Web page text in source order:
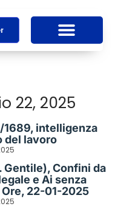
22, 2025
1689, intelligenza
del lavoro
Gentile), Confini da
e Ai senza
22-01-2025